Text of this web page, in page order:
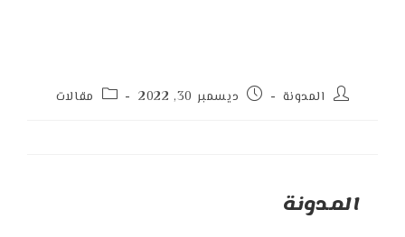
Postالمدونة
Post
published:
ديسمبر 30, 2022
Postمقالات
المدونة